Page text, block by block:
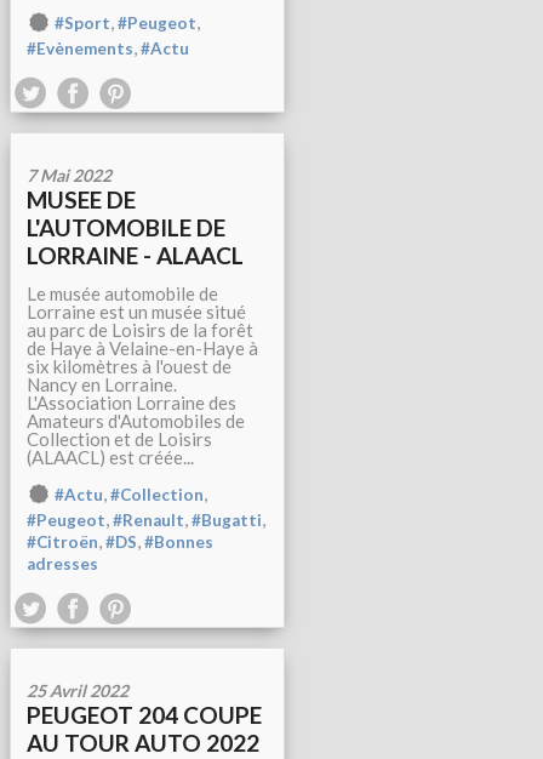
#Sport,#Peugeot,
#Evènements,#Actu
7 Mai 2022
MUSEE DE
L'AUTOMOBILE DE
LORRAINE - ALAACL
Le musée automobile de
Lorraine est un musée situé
au parc de Loisirs de la forêt
de Haye à Velaine-en-Haye à
six kilomètres à l'ouest de
Nancy en Lorraine.
L'Association Lorraine des
Amateurs d'Automobiles de
Collection et de Loisirs
(ALAACL) est créée...
#Actu,#Collection,
#Peugeot,#Renault,#Bugatti,
#Citroën,#DS,#Bonnes
adresses
25 Avril 2022
PEUGEOT 204 COUPE
AU TOUR AUTO 2022